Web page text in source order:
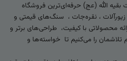
بقیه الله (عج) حرفه‌ای‌ترین فروشگاه
، نقره‌جات ، سنگ‌های قیمتی و
محصولاتی با کیفیت، طراحی‌های برتر و
را می‌کنیم تا خواسته‌ها و